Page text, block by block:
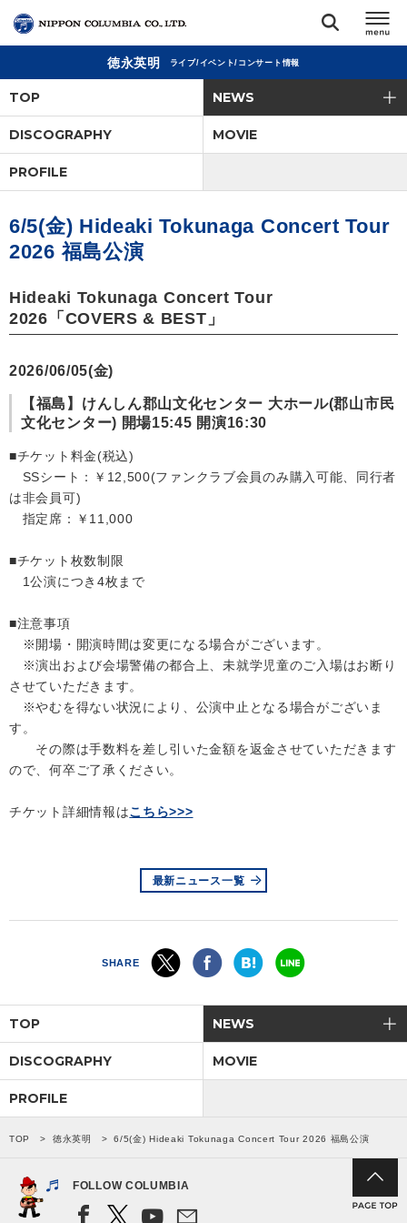
閉じる
アーティスト
ジャンル
直営ショップ
サイトマップ
お問い合わせ
徳永英明 ライブ/イベント/コンサート情報
TOP NEWS
DISCOGRAPHY MOVIE
PROFILE
6/5(金) Hideaki Tokunaga Concert Tour
2026 福島公演
Hideaki Tokunaga Concert Tour
2026「COVERS & BEST」
2026/06/05(金)
【福島】けんしん郡山文化センター 大ホール(郡山市民
文化センター) 開場15:45 開演16:30
■チケット料金(税込)
SSシート：￥12,500(ファンクラブ会員のみ購入可能、同行者
は非会員可)
指定席：￥11,000
■チケット枚数制限
1公演につき4枚まで
■注意事項
※開場・開演時間は変更になる場合がございます。
※演出および会場警備の都合上、未就学児童のご入場はお断り
させていただきます。
※やむを得ない状況により、公演中止となる場合がございま
す。
その際は手数料を差し引いた金額を返金させていただきます
ので、何卒ご了承ください。
チケット詳細情報はこちら>>>
最新ニュース一覧
SHARE
TOP NEWS
DISCOGRAPHY MOVIE
PROFILE
TOP 徳永英明 6/5(金) Hideaki Tokunaga Concert Tour 2026 福島公演
FOLLOW COLUMBIA